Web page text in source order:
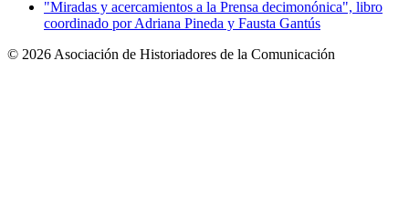
"Miradas y acercamientos a la Prensa decimonónica", libro
coordinado por Adriana Pineda y Fausta Gantús
© 2026 Asociación de Historiadores de la Comunicación